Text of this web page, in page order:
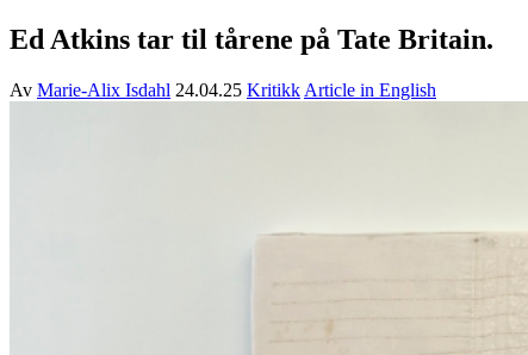
Ed Atkins tar til tårene på Tate Britain.
Av Marie-Alix Isdahl 24.04.25 Kritikk Article in English